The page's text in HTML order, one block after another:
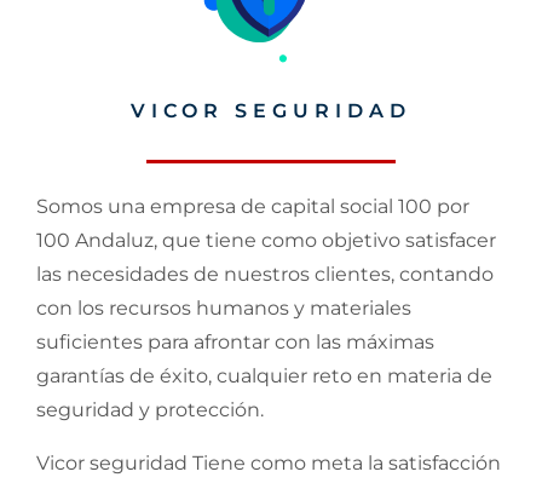
VICOR SEGURIDAD
Somos una empresa de capital social 100 por
100 Andaluz, que tiene como objetivo satisfacer
las necesidades de nuestros clientes, contando
con los recursos humanos y materiales
suficientes para afrontar con las máximas
garantías de éxito, cualquier reto en materia de
seguridad y protección.
Vicor seguridad Tiene como meta la satisfacción